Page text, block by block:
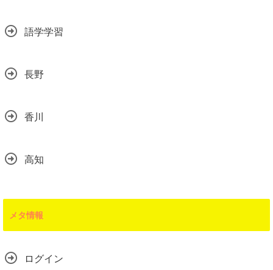
語学学習
長野
香川
高知
メタ情報
ログイン